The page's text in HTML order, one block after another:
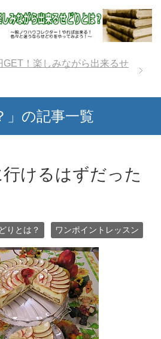
！楽しみながら出来るせ
」の記事一覧
けるはずだった
りとは？ ワンポイントレッスン